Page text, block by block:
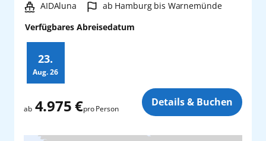
Schiff:
AIDAluna Hafen:
ab Hamburg bis Warnemünde
Verfügbares Abreisedatum
23.
Aug. 26
ab 4.975 €pro Person Details & Buchen